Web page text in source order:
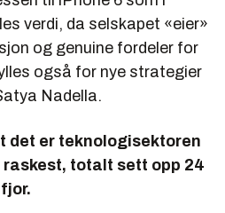
verdi, da selskapet «eier»
og genuine fordeler for
også for nye strategier
Nadella.
det er teknologisektoren
raskest, totalt sett opp 24